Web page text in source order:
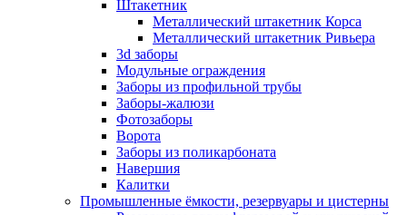
Штакетник
Металлический штакетник Корса
Металлический штакетник Ривьера
3d заборы
Модульные ограждения
Заборы из профильной трубы
Заборы-жалюзи
Фотозаборы
Ворота
Заборы из поликарбоната
Навершия
Калитки
Промышленные ёмкости, резервуары и цистерны